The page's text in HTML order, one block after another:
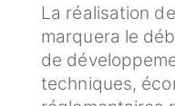
La réalisation
marquera le
de
techniques,